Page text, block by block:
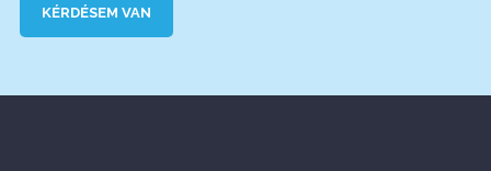
KÉRDÉSEM VAN